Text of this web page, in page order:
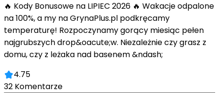
🔥 Kody Bonusowe na LIPIEC 2026 🔥 Wakacje odpalone
na 100%, a my na GrynaPlus.pl podkręcamy
temperaturę! Rozpoczynamy gorący miesiąc pełen
najgrubszych drop&oacute;w. Niezależnie czy grasz z
domu, czy z leżaka nad basenem &ndash;
4.75
32 Komentarze